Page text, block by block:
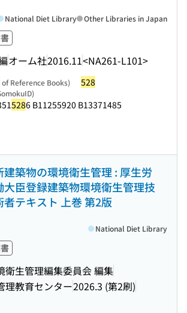
オーム社2016.11<NA261-L101>
National Diet Library Other Libraries in Japan
Reference Books) 528
5286 B11255920 B13371485
建築物の環境衛生管理 : 厚生労
大臣登録建築物環境衛生管理技
者テキスト 上巻 第2版
衛生管理編集委員会 編集
理教育センター2026.3 (第2刷)
National Diet Library